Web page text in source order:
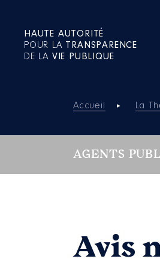
HAUTE AUTORITÉ
POUR LA TRANSPARENCE
DE LA VIE PUBLIQUE
Accueil La
AGENTS
Avis